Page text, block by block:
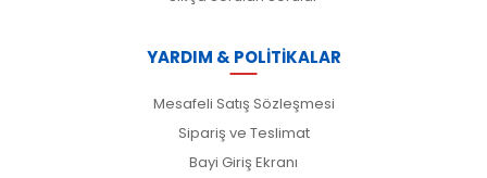
YARDIM & POLİTİKALAR
Mesafeli Satış Sözleşmesi
Sipariş ve Teslimat
Bayi Giriş Ekranı